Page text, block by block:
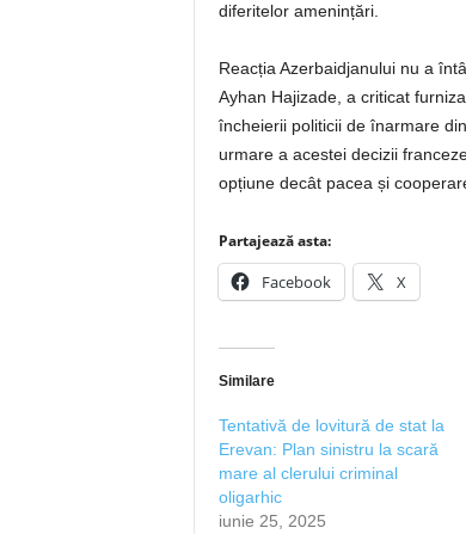
diferitelor amenințări.
Reacția Azerbaidjanului nu a
Ayhan Hajizade, a criticat
încheierii politicii de înarmare
urmare a acestei decizii
opțiune decât pacea și
Partajează asta:
Facebook X
Similare
Tentativă de lovitură de stat la
Erevan: Plan sinistru la scară
mare al clerului criminal
oligarhic
iunie 25, 2025